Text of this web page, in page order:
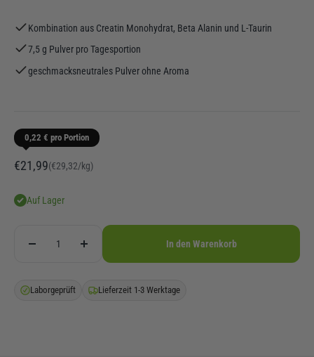
Kombination aus Creatin Monohydrat, Beta Alanin und L-Taurin
7,5 g Pulver pro Tagesportion
geschmacksneutrales Pulver ohne Aroma
0,22 € pro Portion
Angebot
€21,99(€29,32/kg)
Auf Lager
In den Warenkorb
Laborgeprüft Lieferzeit 1-3 Werktage